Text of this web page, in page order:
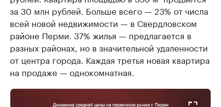
за 30 млн рублей. Больше всего — 23% от числа
всей новой недвижимости — в Свердловском
районе Перми. 37% жилья — предлагается в
разных районах, но в значительной удаленности
от центра города. Каждая третья новая квартира
на продаже — однокомнатная.